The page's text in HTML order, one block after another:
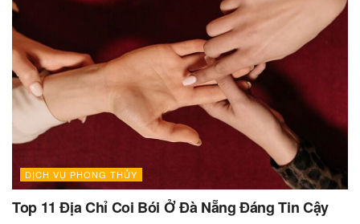
DỊCH VỤ PHONG THỦY
Top 11 Địa Chỉ Coi Bói Ở Đà Nẵng Đáng Tin Cậy